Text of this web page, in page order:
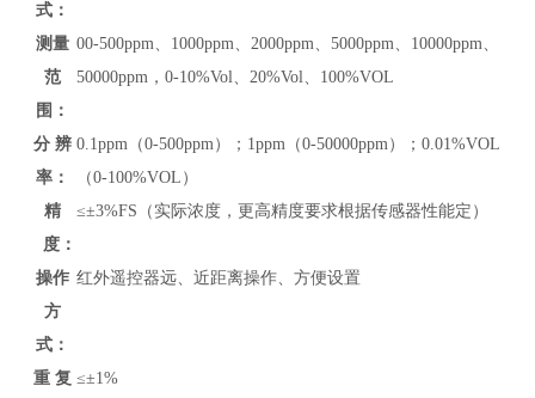
式：
测量
范
围：
00-500ppm、1000ppm、2000ppm、5000ppm、10000ppm、
50000ppm，0-10%Vol、20%Vol、100%VOL
分 辨
率：
0.1ppm（0-500ppm）；1ppm（0-50000ppm）；0.01%VOL
（0-100%VOL）
精
度：
≤±3%FS（实际浓度，更高精度要求根据传感器性能定）
操作
方
式：
红外遥控器远、近距离操作、方便设置
重 复 ≤±1%